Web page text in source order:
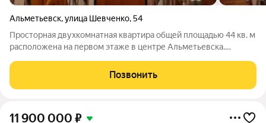
Альметьевск,улица Шевченко,54
Просторная двухкомнатная квартира общей площадью 44 кв. м
расположена на первом этаже в центре Альметьевска.
создают комфортное пространство для жизни, что выгодно
отличает объект от стандартных
Позвонить
11 900 000 ₽